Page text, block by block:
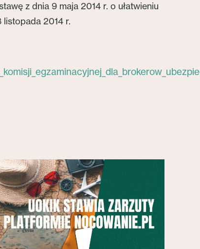
z dnia 9 maja 2014 r. o ułatwieniu
listopada 2014 r.